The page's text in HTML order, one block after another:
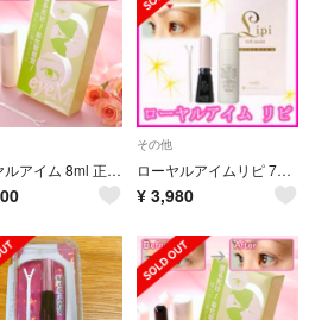
ローヤルアイム 8ml 正規品 新品未使用
その他
ローヤルアイムリピ 7ml 正規品 新品未使用
¥ 3,980